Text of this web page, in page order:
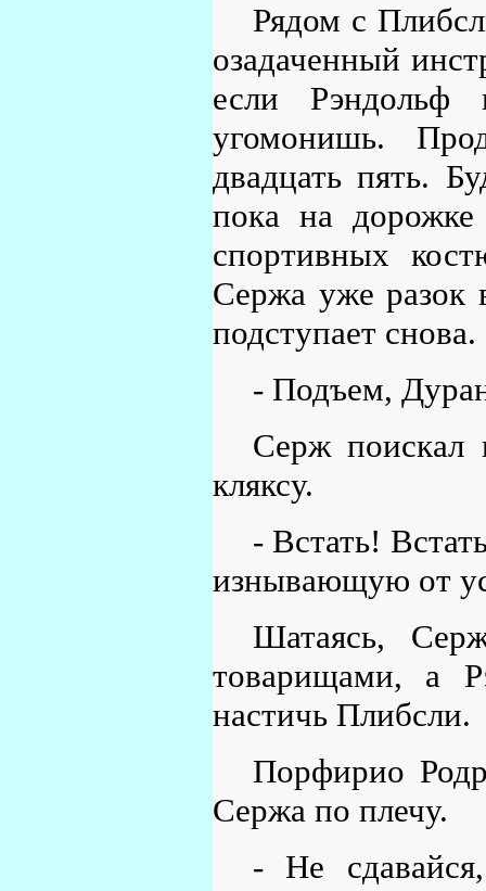
Рядом с
озадаченный
если
угомонишь.
двадцать пять.
пока на дорожке
спортивных
Сержа уже разок
подступает снова.
- Подъем,
Серж поискал
кляксу.
- Встать!
изнывающую от
Шатаясь,
товарищами, а
настичь Плибсли.
Порфирио
Сержа по плечу.
- Не